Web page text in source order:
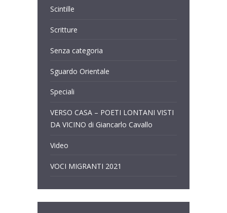
Scintille
Scritture
Senza categoria
Sguardo Orientale
Speciali
VERSO CASA – POETI LONTANI VISTI
DA VICINO di Giancarlo Cavallo
Video
VOCI MIGRANTI 2021